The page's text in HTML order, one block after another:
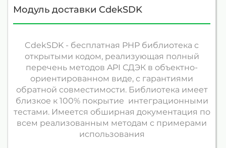
Модуль доставки CdekSDK
CdekSDK - бесплатная PHP библиотека с
открытыми кодом, реализующая полный
перечень методов API СДЭК в объектно-
ориентированном виде, с гарантиями
обратной совместимости. Библиотека имеет
близкое к 100% покрытие интеграционными
тестами. Имеется обширная документация по
всем реализованным методам с примерами
использования